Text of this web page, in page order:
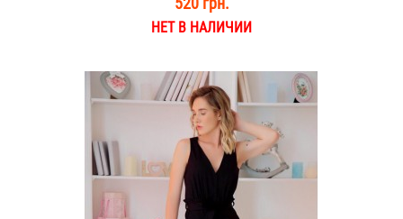
НЕТ В НАЛИЧИИ